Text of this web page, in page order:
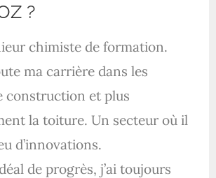
?
chimiste de formation.
ma carrière dans les
construction et plus
la toiture. Un secteur où il
d’innovations.
de progrès, j’ai toujours